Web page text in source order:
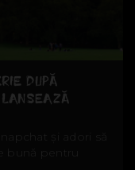
DUPĂ
și adori să
bună pentru